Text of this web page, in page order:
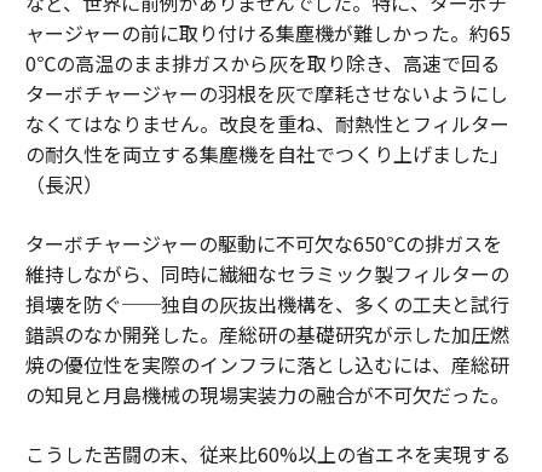
ャージャーの前に取り付ける集塵機が難しかった。約65
0℃の高温のまま排ガスから灰を取り除き、高速で回る
ターボチャージャーの羽根を灰で摩耗させないようにし
なくてはなりません。改良を重ね、耐熱性とフィルター
の耐久性を両立する集塵機を自社でつくり上げました」
（長沢）
ターボチャージャーの駆動に不可欠な650℃の排ガスを
維持しながら、同時に繊細なセラミック製フィルターの
損壊を防ぐ──独自の灰抜出機構を、多くの工夫と試行
錯誤のなか開発した。産総研の基礎研究が示した加圧燃
焼の優位性を実際のインフラに落とし込むには、産総研
の知見と月島機械の現場実装力の融合が不可欠だった。
こうした苦闘の末、従来比60%以上の省エネを実現する